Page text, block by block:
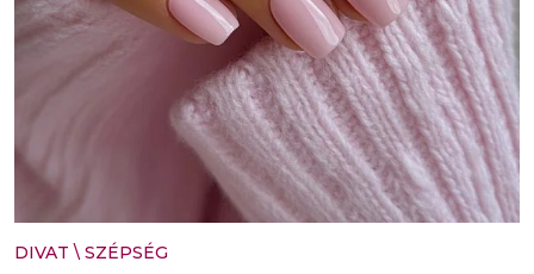
DIVAT \ SZÉPSÉG